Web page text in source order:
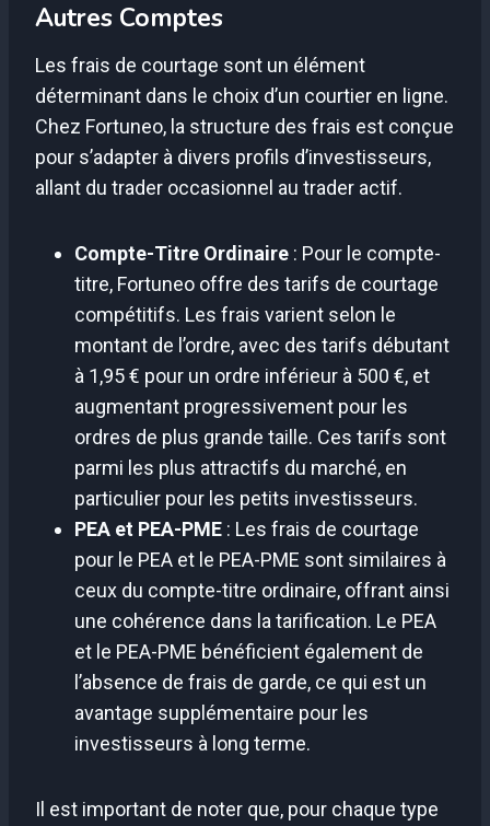
Autres Comptes
Les frais de courtage sont un élément
déterminant dans le choix d’un courtier en ligne.
Chez Fortuneo, la structure des frais est conçue
pour s’adapter à divers profils d’investisseurs,
allant du trader occasionnel au trader actif.
Compte-Titre Ordinaire : Pour le compte-
titre, Fortuneo offre des tarifs de courtage
compétitifs. Les frais varient selon le
montant de l’ordre, avec des tarifs débutant
à 1,95 € pour un ordre inférieur à 500 €, et
augmentant progressivement pour les
ordres de plus grande taille. Ces tarifs sont
parmi les plus attractifs du marché, en
particulier pour les petits investisseurs.
PEA et PEA-PME : Les frais de courtage
pour le PEA et le PEA-PME sont similaires à
ceux du compte-titre ordinaire, offrant ainsi
une cohérence dans la tarification. Le PEA
et le PEA-PME bénéficient également de
l’absence de frais de garde, ce qui est un
avantage supplémentaire pour les
investisseurs à long terme.
Il est important de noter que, pour chaque type